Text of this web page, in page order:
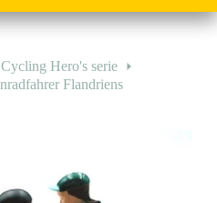
Cycling Hero's serie
Flandriens